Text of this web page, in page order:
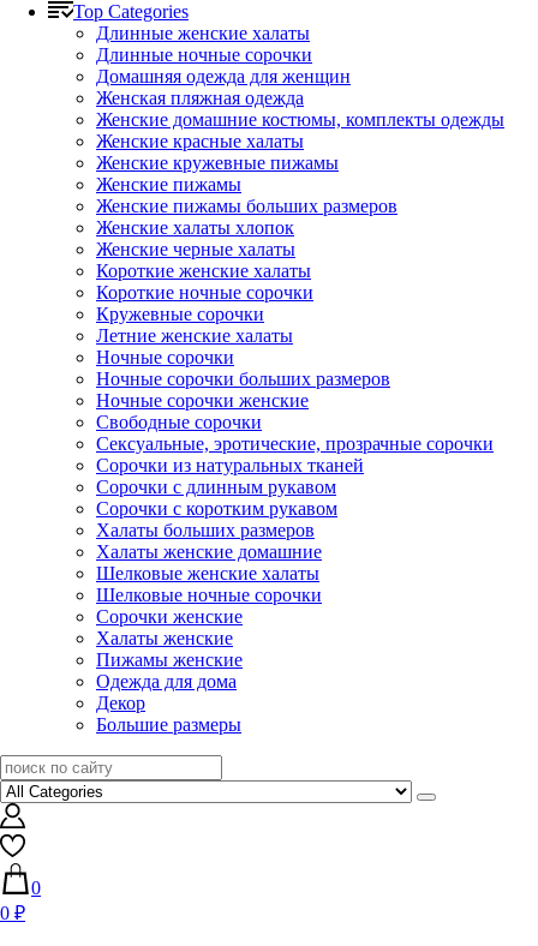
Top Categories
Длинные женские халаты
Длинные ночные сорочки
Домашняя одежда для женщин
Женская пляжная одежда
Женские домашние костюмы, комплекты одежды
Женские красные халаты
Женские кружевные пижамы
Женские пижамы
Женские пижамы больших размеров
Женские халаты хлопок
Женские черные халаты
Короткие женские халаты
Короткие ночные сорочки
Кружевные сорочки
Летние женские халаты
Ночные сорочки
Ночные сорочки больших размеров
Ночные сорочки женские
Свободные сорочки
Сексуальные, эротические, прозрачные сорочки
Сорочки из натуральных тканей
Сорочки с длинным рукавом
Сорочки с коротким рукавом
Халаты больших размеров
Халаты женские домашние
Шелковые женские халаты
Шелковые ночные сорочки
Сорочки женские
Халаты женские
Пижамы женские
Одежда для дома
Декор
Большие размеры
0
0 ₽